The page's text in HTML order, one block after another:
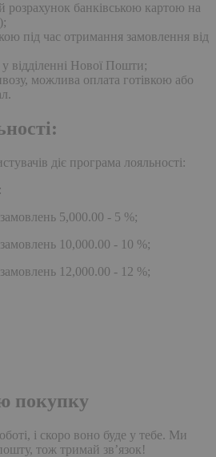
розрахунок банківською картою на
під час отримання замовлення від
відділенні Нової Пошти;
можлива оплата готівкою або
діє програма лояльності:
5,000.00 - 5 %;
10,000.00 - 10 %;
12,000.00 - 12 %;
покупку
і скоро воно буде у тебе. Ми
тож тримай зв’язок!